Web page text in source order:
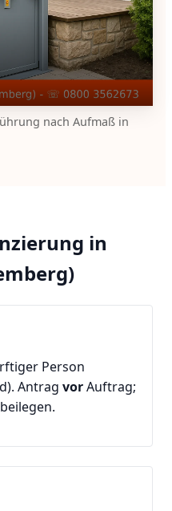
nach Aufmaß in
in
Person
Antrag vorAuftrag;